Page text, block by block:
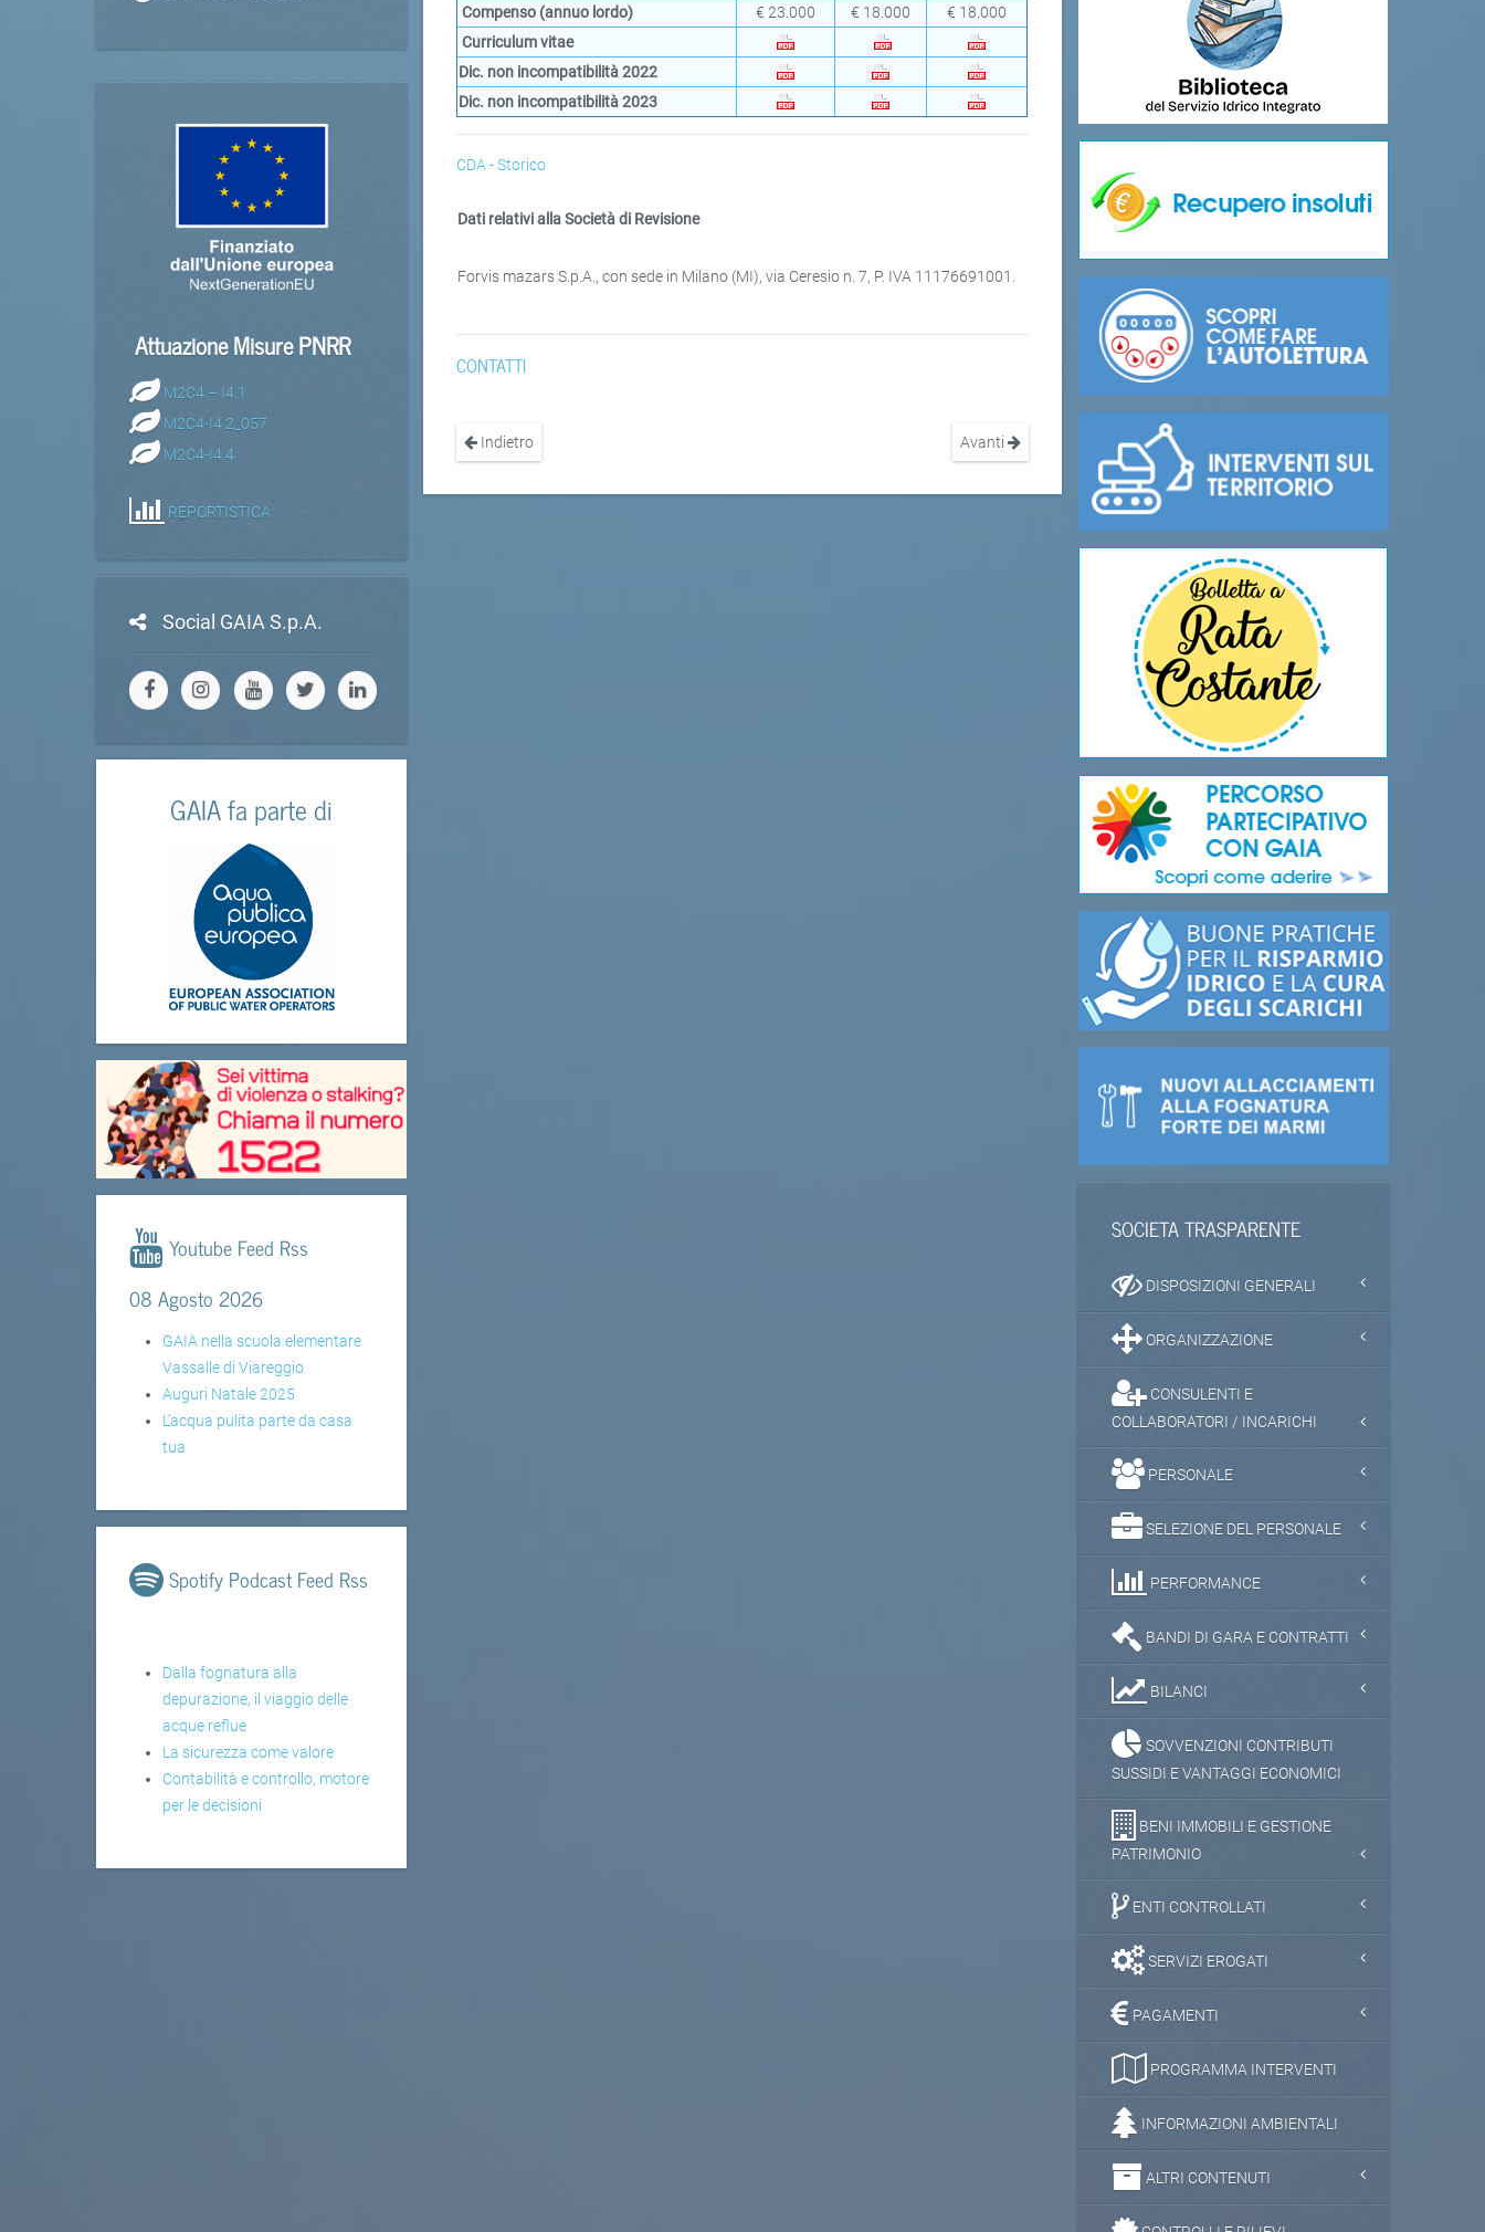
Compenso (annuo lordo) € 23.000 € 18.000
€ 18.000
Curriculum vitae
Dic. non incompatibilità 2022
Dic. non incompatibilità 2023
CDA - Storico
Dati relativi alla Società di Revisione
Forvis mazars S.p.A., con sede in Milano (MI), via Ceresio n. 7, P. IVA 11176691001.
CONTATTI
Indietro Avanti
Attuazione Misure PNRR
M2C4 – I4.1
M2C4-I4.2_057
M2C4-I4.4
REPORTISTICA
Social GAIA S.p.A.
GAIA fa parte di
Youtube Feed Rss
08 Agosto 2026
GAIA nella scuola elementare
Vassalle di Viareggio
Auguri Natale 2025
L'acqua pulita parte da casa
tua
Spotify Podcast Feed Rss
Dalla fognatura alla
depurazione, il viaggio delle
acque reflue
La sicurezza come valore
Contabilità e controllo, motore
per le decisioni
SOCIETA TRASPARENTE
DISPOSIZIONI GENERALI
ORGANIZZAZIONE
CONSULENTI E
COLLABORATORI / INCARICHI
PERSONALE
SELEZIONE DEL PERSONALE
PERFORMANCE
BANDI DI GARA E CONTRATTI
BILANCI
SOVVENZIONI CONTRIBUTI
SUSSIDI E VANTAGGI ECONOMICI
BENI IMMOBILI E GESTIONE
PATRIMONIO
ENTI CONTROLLATI
SERVIZI EROGATI
PAGAMENTI
PROGRAMMA INTERVENTI
INFORMAZIONI AMBIENTALI
ALTRI CONTENUTI